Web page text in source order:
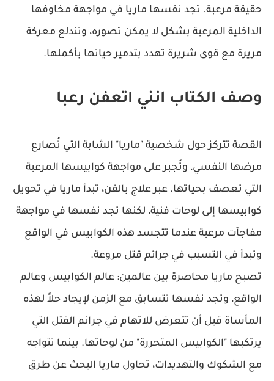
حقيقة مرعبة. تجد نفسها ماريا في مواجهة مخاوفها
الداخلية المرعبة بشكل لا يمكن تصوره، وتندلع معركة
مريرة مع قوى شريرة تهدد بتدمير حياتها بأكملها.
وصف الكتاب انني اتعفن رعبا
القصة تتركز حول شخصية "ماريا" الشابة التي تُصارع
مرضها النفسي، وتُجبر على مواجهة كوابيسها المرعبة
التي تعصف بحياتها. عبر علاج بالفن، تبدأ ماريا في تحويل
كوابيسها إلى لوحات فنية، لكنها تجد نفسها في مواجهة
مفاجآت مرعبة عندما تتجسد هذه الكوابيس في الواقع
وتبدأ في التسبب في جرائم قتل مروعة.
تصبح ماريا محاصرة بين عالمين: عالم الكوابيس وعالم
الواقع، وتجد نفسها تتسابق مع الزمن لإيجاد حلاً لهذه
المأساة قبل أن تتعرض للاتهام في جرائم القتل التي
يرتكبها "الكوابيس المتحررة" من لوحاتها. بينما تتواجه
مع الشكوك والتهديدات، تحاول ماريا البحث عن طرق